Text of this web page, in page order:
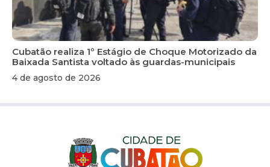
Cubatão realiza 1º Estágio de Choque Motorizado da
Baixada Santista voltado às guardas-municipais
4 de agosto de 2026